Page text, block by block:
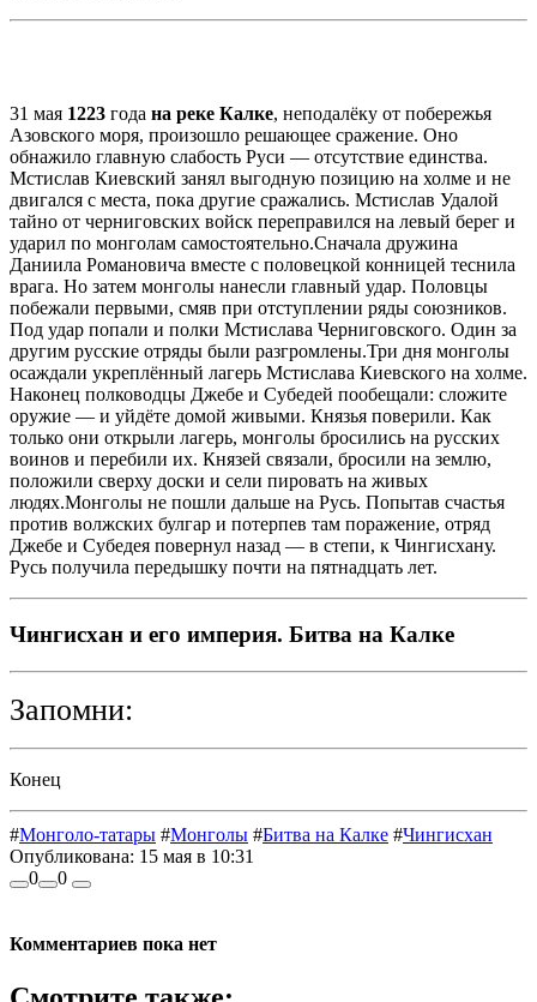
31 мая 1223 года на реке Калке, неподалёку от побережья
Азовского моря, произошло решающее сражение. Оно
обнажило главную слабость Руси — отсутствие единства.
Мстислав Киевский занял выгодную позицию на холме и не
двигался с места, пока другие сражались. Мстислав Удалой
тайно от черниговских войск переправился на левый берег и
ударил по монголам самостоятельно.Сначала дружина
Даниила Романовича вместе с половецкой конницей теснила
врага. Но затем монголы нанесли главный удар. Половцы
побежали первыми, смяв при отступлении ряды союзников.
Под удар попали и полки Мстислава Черниговского. Один за
другим русские отряды были разгромлены.Три дня монголы
осаждали укреплённый лагерь Мстислава Киевского на холме.
Наконец полководцы Джебе и Субедей пообещали: сложите
оружие — и уйдёте домой живыми. Князья поверили. Как
только они открыли лагерь, монголы бросились на русских
воинов и перебили их. Князей связали, бросили на землю,
положили сверху доски и сели пировать на живых
людях.Монголы не пошли дальше на Русь. Попытав счастья
против волжских булгар и потерпев там поражение, отряд
Джебе и Субедея повернул назад — в степи, к Чингисхану.
Русь получила передышку почти на пятнадцать лет.
Чингисхан и его империя. Битва на Калке
Запомни:
Конец
#Монголо-татары #Монголы #Битва на Калке #Чингисхан
Опубликована: 15 мая в 10:31
0
0
Комментариев пока нет